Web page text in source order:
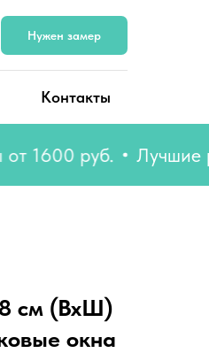
Нужен замер
Контакты
руб. Лучшие
см (ВхШ)
окна